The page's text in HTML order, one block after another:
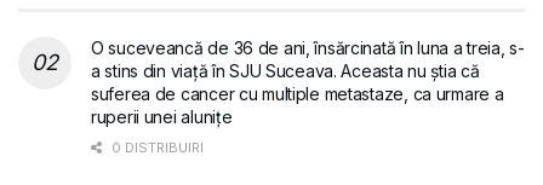
O suceveancă de 36 de ani, însărcinată în luna a treia, s-
a stins din viață în SJU Suceava. Aceasta nu știa că
suferea de cancer cu multiple metastaze, ca urmare a
ruperii unei alunițe
0 DISTRIBUIRI